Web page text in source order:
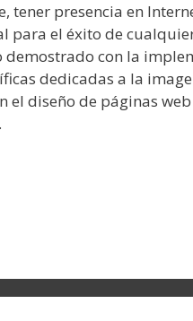
tener presencia en
para el éxito de
demostrado con la
dedicadas a la
el diseño de páginas